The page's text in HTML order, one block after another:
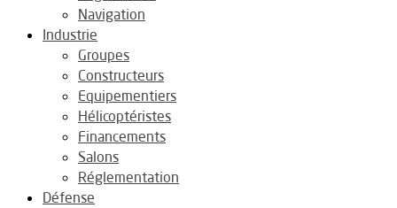
Navigation
Industrie
Groupes
Constructeurs
Equipementiers
Hélicoptéristes
Financements
Salons
Réglementation
Défense